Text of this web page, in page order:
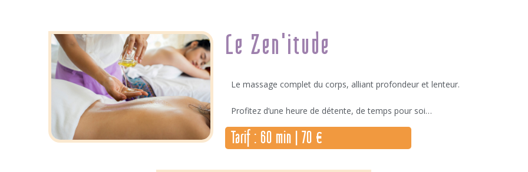
Le Zen'itude
Le massage complet du corps, alliant profondeur et lenteur.
Profitez d’une heure de détente, de temps pour soi…
Tarif : 60 min | 70 €